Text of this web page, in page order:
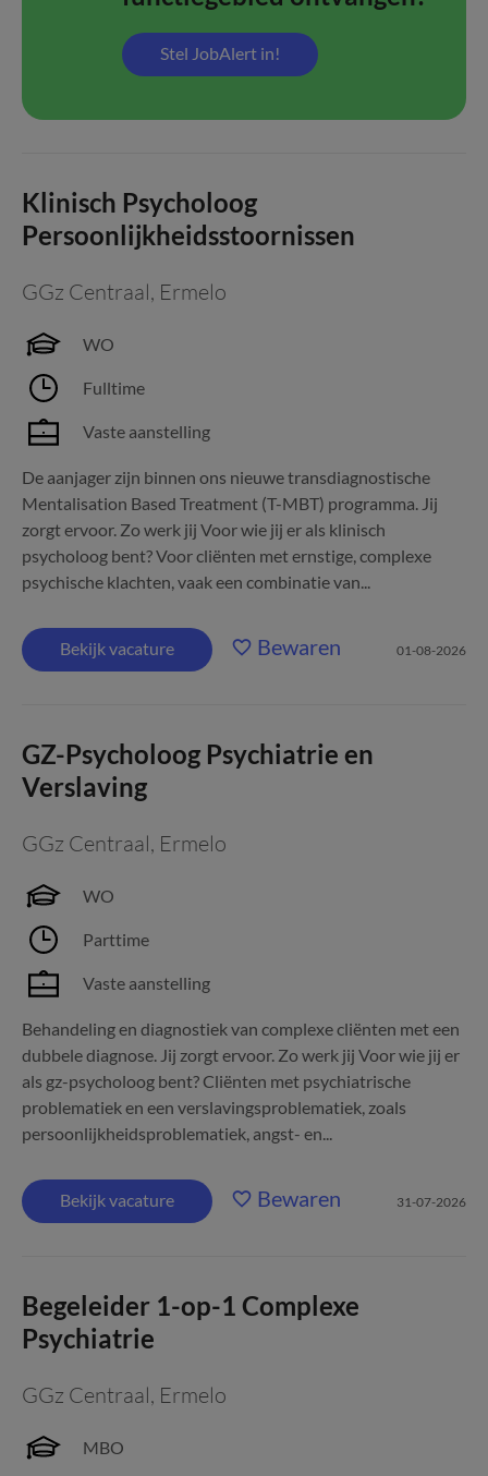
Stel JobAlert in!
Klinisch Psycholoog
Persoonlijkheidsstoornissen
GGz Centraal, Ermelo
WO
Fulltime
Vaste aanstelling
De aanjager zijn binnen ons nieuwe transdiagnostische
Mentalisation Based Treatment (T-MBT) programma. Jij
zorgt ervoor. Zo werk jij Voor wie jij er als klinisch
psycholoog bent? Voor cliënten met ernstige, complexe
psychische klachten, vaak een combinatie van...
Bekijk vacature Bewaren 01-08-2026
GZ-Psycholoog Psychiatrie en
Verslaving
GGz Centraal, Ermelo
WO
Parttime
Vaste aanstelling
Behandeling en diagnostiek van complexe cliënten met een
dubbele diagnose. Jij zorgt ervoor. Zo werk jij Voor wie jij er
als gz-psycholoog bent? Cliënten met psychiatrische
problematiek en een verslavingsproblematiek, zoals
persoonlijkheidsproblematiek, angst- en...
Bekijk vacature Bewaren 31-07-2026
Begeleider 1-op-1 Complexe
Psychiatrie
GGz Centraal, Ermelo
MBO